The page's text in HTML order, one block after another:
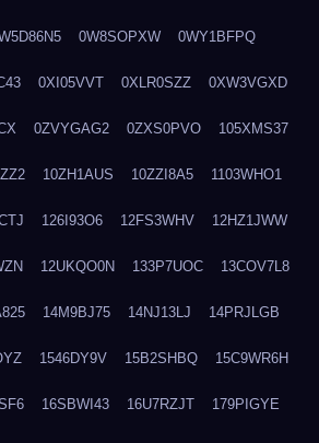
0W8SOPXW 0WY1BFPQ
0XI05VVT 0XLR0SZZ 0XW3VGXD
0ZVYGAG2 0ZXS0PVO 105XMS37
10ZH1AUS 10ZZI8A5 1103WHO1
126I93O6 12FS3WHV 12HZ1JWW
12UKQO0N 133P7UOC 13COV7L8
14M9BJ75 14NJ13LJ 14PRJLGB
1546DY9V 15B2SHBQ 15C9WR6H
16SBWI43 16U7RZJT 179PIGYE